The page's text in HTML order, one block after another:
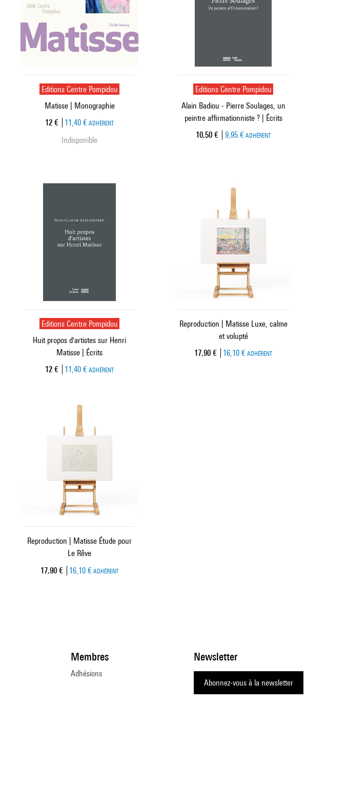
Editions Centre Pompidou
Matisse | Monographie
Prix ​​actuel
12 € 11,40 € ADHÉRENT
Indisponible
Editions Centre Pompidou
Alain Badiou - Pierre Soulages, un
peintre affirmationniste ? | Écrits
Prix ​​actuel
10,50 € 9,95 € ADHÉRENT
Editions Centre Pompidou
Huit propos d'artistes sur Henri
Matisse | Écrits
Prix ​​actuel
12 € 11,40 € ADHÉRENT
Reproduction | Matisse Luxe, calme
et volupté
Prix ​​actuel
17,90 € 16,10 € ADHÉRENT
Reproduction | Matisse Étude pour
Le Rêve
Prix ​​actuel
17,90 € 16,10 € ADHÉRENT
Newsletter
Abonnez-vous à la newsletter
Membres
Adhésions